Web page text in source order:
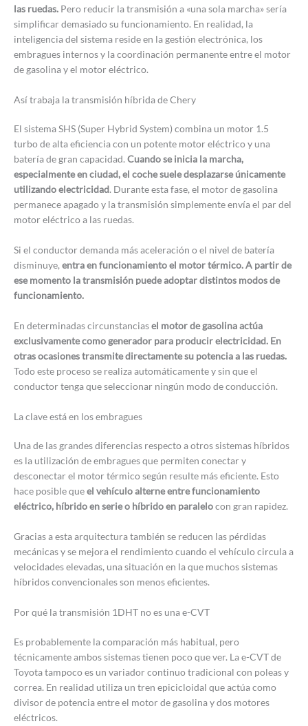
las ruedas. Pero reducir la transmisión a «una sola marcha» sería
simplificar demasiado su funcionamiento. En realidad, la
inteligencia del sistema reside en la gestión electrónica, los
embragues internos y la coordinación permanente entre el motor
de gasolina y el motor eléctrico.
Así trabaja la transmisión híbrida de Chery
El sistema SHS (Super Hybrid System) combina un motor 1.5
turbo de alta eficiencia con un potente motor eléctrico y una
batería de gran capacidad. Cuando se inicia la marcha,
especialmente en ciudad, el coche suele desplazarse únicamente
utilizando electricidad. Durante esta fase, el motor de gasolina
permanece apagado y la transmisión simplemente envía el par del
motor eléctrico a las ruedas.
Si el conductor demanda más aceleración o el nivel de batería
disminuye, entra en funcionamiento el motor térmico. A partir de
ese momento la transmisión puede adoptar distintos modos de
funcionamiento.
En determinadas circunstanciasel motor de gasolina actúa
exclusivamente como generador para producir electricidad. En
otras ocasiones transmite directamente su potencia a las ruedas.
Todo este proceso se realiza automáticamente y sin que el
conductor tenga que seleccionar ningún modo de conducción.
La clave está en los embragues
Una de las grandes diferencias respecto a otros sistemas híbridos
es la utilización de embragues que permiten conectar y
desconectar el motor térmico según resulte más eficiente. Esto
hace posible queel vehículo alterne entre funcionamiento
eléctrico, híbrido en serie o híbrido en paralelocon gran rapidez.
Gracias a esta arquitectura también se reducen las pérdidas
mecánicas y se mejora el rendimiento cuando el vehículo circula a
velocidades elevadas, una situación en la que muchos sistemas
híbridos convencionales son menos eficientes.
Por qué la transmisión 1DHT no es una e-CVT
Es probablemente la comparación más habitual, pero
técnicamente ambos sistemas tienen poco que ver. La e-CVT de
Toyota tampoco es un variador continuo tradicional con poleas y
correa. En realidad utiliza un tren epicicloidal que actúa como
divisor de potencia entre el motor de gasolina y dos motores
eléctricos.